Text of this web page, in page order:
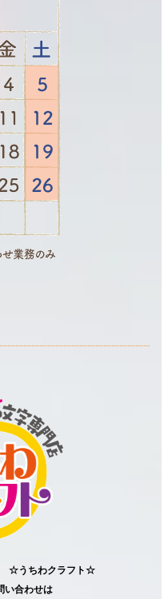
☆うちわクラフト☆
い合わせは